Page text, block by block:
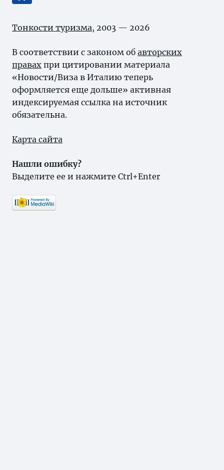
Тонкости туризма, 2003 — 2026
В соответствии с законом об авторских
правах при цитировании материала
«Новости/Виза в Италию теперь
оформляется еще дольше» активная
индексируемая ссылка на источник
обязательна.
Карта сайта
Нашли ошибку?
Выделите ее и нажмите Ctrl+Enter